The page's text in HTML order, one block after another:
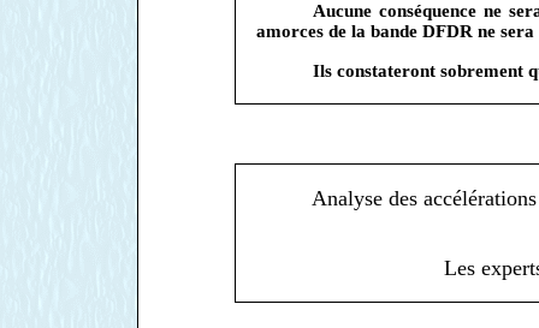
Aucune conséquence ne
amorces de la bande DFDR ne
Ils constateront sobrement
Analyse des
Les